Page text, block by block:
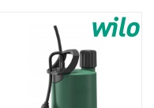
Porovnat